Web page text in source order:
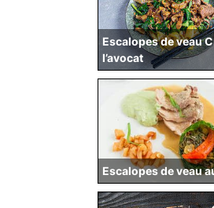
Escalopes de veau
Escalopes de veau
l’avocat